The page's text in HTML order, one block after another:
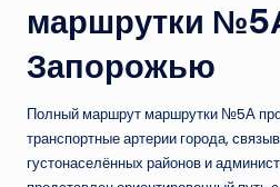
маршрутки
Запорожью
Полный маршрут маршрутки №5А
транспортные артерии города,
густонаселённых районов и